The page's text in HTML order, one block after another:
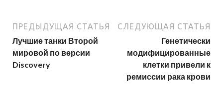
ПРЕДЫДУЩАЯ СТАТЬЯ
Лучшие танки Второй
мировой по версии
Discovery
СЛЕДУЮЩАЯ СТАТЬЯ
Генетически
модифицированные
клетки привели к
ремиссии рака крови